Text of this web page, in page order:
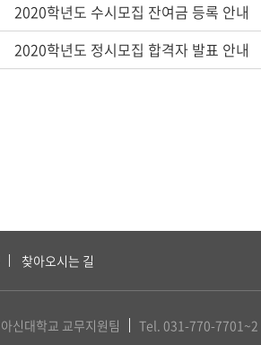
2020학년도 수시모집 잔여금 등록 안내
2020학년도 정시모집 합격자 발표 안내
찾아오시는 길
아신대학교 교무지원팀 Tel. 031-770-7701~2